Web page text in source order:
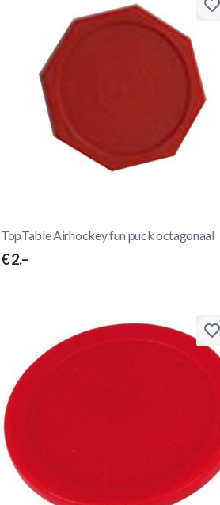
TopTable Airhockey fun puck octagonaal
€ 2.–